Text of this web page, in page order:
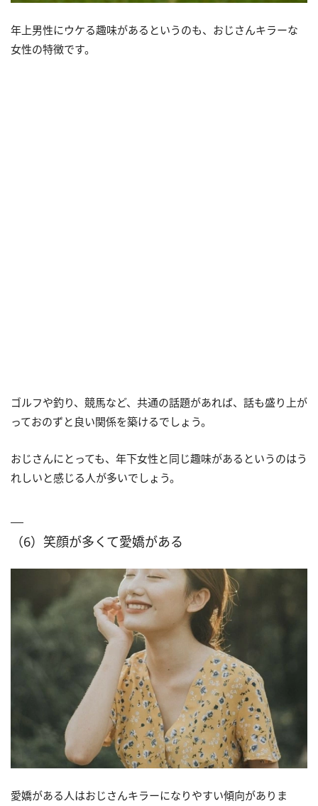
年上男性にウケる趣味があるというのも、おじさんキラーな
女性の特徴です。
ゴルフや釣り、競馬など、共通の話題があれば、話も盛り上が
っておのずと良い関係を築けるでしょう。
おじさんにとっても、年下女性と同じ趣味があるというのはう
れしいと感じる人が多いでしょう。
（6）笑顔が多くて愛嬌がある
愛嬌がある人はおじさんキラーになりやすい傾向がありま